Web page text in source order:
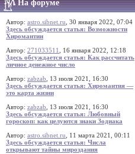
На форуме
Автор: astro.sibnet.ru , 30 января 2022, 07:04
Здесь обсуждается статья: Возможности
Хиромантии
Автор: 271033511
, 16 января 2022, 12:18
Здесь обсуждается статья: Как рассчитать
личное денежное число
Автор: zabzab , 13 июля 2021, 16:30
Здесь обсуждается статья: Хиромантия —
это карта жизни
Автор: zabzab , 13 июля 2021, 16:30
Здесь обсуждается статья: Любовный
гороскоп: как целуются знаки Зодиака
Автор: astro.sibnet.ru , 11 марта 2021, 00:11
Здесь обсуждается статья: Числа
открывают тайны мироздания